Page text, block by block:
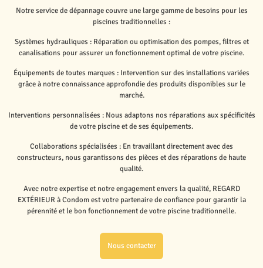
Notre service de dépannage couvre une large gamme de besoins pour les
piscines traditionnelles :
Systèmes hydrauliques : Réparation ou optimisation des pompes, filtres et
canalisations pour assurer un fonctionnement optimal de votre piscine.
Équipements de toutes marques : Intervention sur des installations variées
grâce à notre connaissance approfondie des produits disponibles sur le
marché.
Interventions personnalisées : Nous adaptons nos réparations aux spécificités
de votre piscine et de ses équipements.
Collaborations spécialisées : En travaillant directement avec des
constructeurs, nous garantissons des pièces et des réparations de haute
qualité.
Avec notre expertise et notre engagement envers la qualité, REGARD
EXTÉRIEUR à Condom est votre partenaire de confiance pour garantir la
pérennité et le bon fonctionnement de votre piscine traditionnelle.
Nous contacter